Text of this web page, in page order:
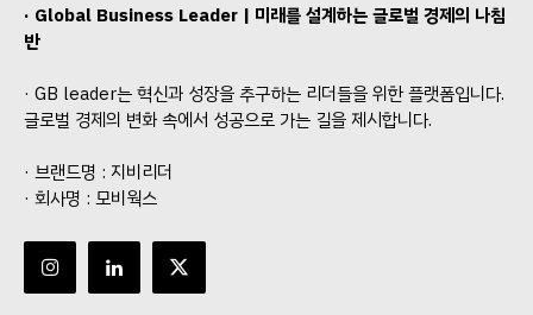
· Global Business Leader | 미래를 설계하는 글로벌 경제의 나침
반
· GB leader는 혁신과 성장을 추구하는 리더들을 위한 플랫폼입니다.
글로벌 경제의 변화 속에서 성공으로 가는 길을 제시합니다.
· 브랜드명 : 지비리더
· 회사명 : 모비웍스